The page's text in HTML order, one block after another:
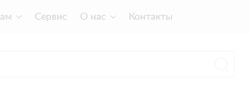
Сервис О нас Контакты